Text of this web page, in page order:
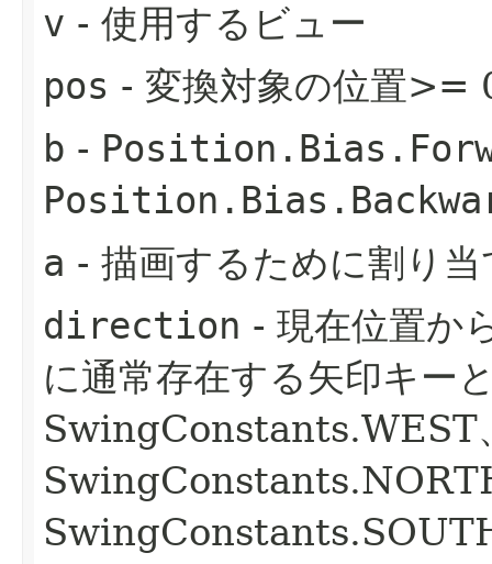
v - 使用するビュー
pos - 変換対象の位置>=
b -
a - 描画するために割り
direction - 現在位置か
に通常存在する矢印キー